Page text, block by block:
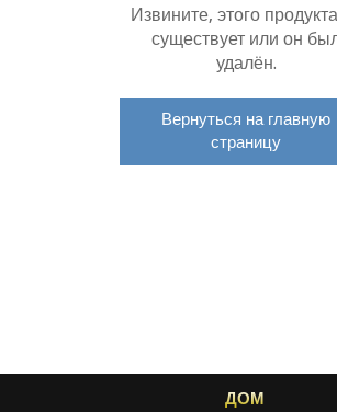
Извините, этого
существует или он
удалён.
Вернуться на главную
страницу
ДОМ